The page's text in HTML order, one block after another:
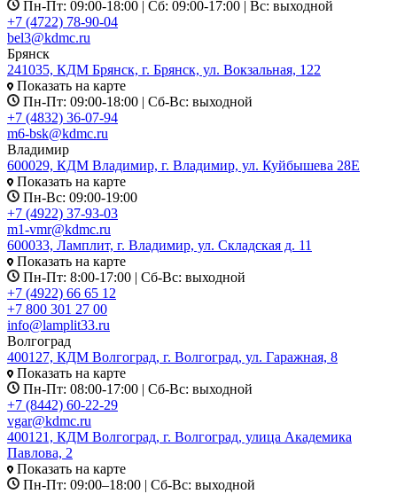
Пн-Пт: 09:00-18:00 | Сб: 09:00-17:00 | Вс: выходной
+7 (4722) 78-90-04
bel3@kdmc.ru
Брянск
241035, КДМ Брянск, г. Брянск, ул. Вокзальная, 122
Показать на карте
Пн-Пт: 09:00-18:00 | Сб-Вс: выходной
+7 (4832) 36-07-94
m6-bsk@kdmc.ru
Владимир
600029, КДМ Владимир, г. Владимир, ул. Куйбышева 28Е
Показать на карте
Пн-Вс: 09:00-19:00
+7 (4922) 37-93-03
m1-vmr@kdmc.ru
600033, Ламплит, г. Владимир, ул. Складская д. 11
Показать на карте
Пн-Пт: 8:00-17:00 | Сб-Вс: выходной
+7 (4922) 66 65 12
+7 800 301 27 00
info@lamplit33.ru
Волгоград
400127, КДМ Волгоград, г. Волгоград, ул. Гаражная, 8
Показать на карте
Пн-Пт: 08:00-17:00 | Сб-Вс: выходной
+7 (8442) 60-22-29
vgar@kdmc.ru
400121, КДМ Волгоград, г. Волгоград, улица Академика
Павлова, 2
Показать на карте
Пн-Пт: 09:00–18:00 | Сб-Вс: выходной